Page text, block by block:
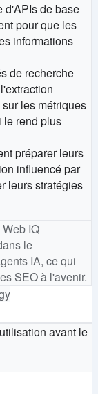
d'APIs de base
pour que les
informations
de recherche
les métriques
le rend plus
préparer leurs
influencé par
leurs stratégies
IQ
le
IA, ce qui
SEO à l'avenir.